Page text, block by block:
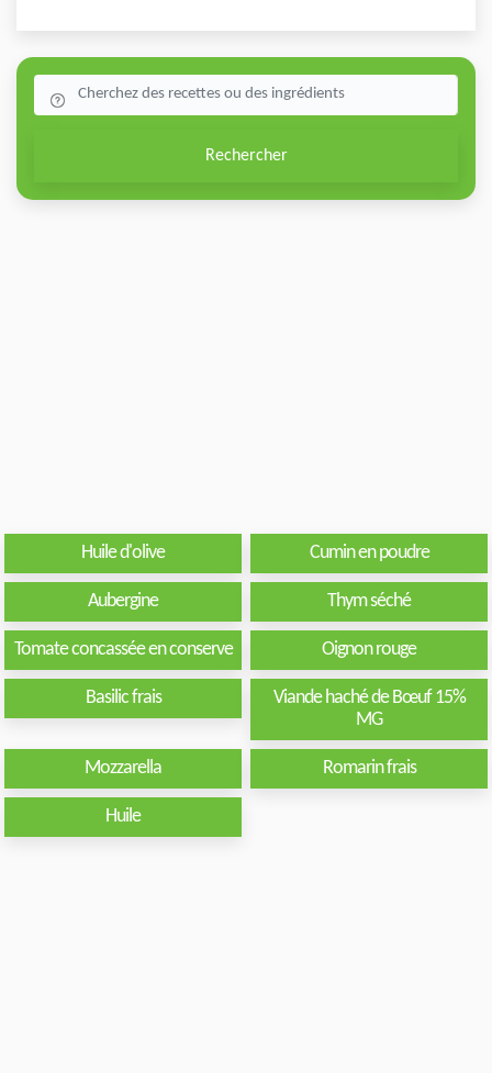
Rechercher
Huile d'olive Cumin en poudre
Aubergine Thym séché
Tomate concassée en conserve Oignon rouge
Basilic frais
Viande haché de Bœuf 15%
MG
Mozzarella Romarin frais
Huile